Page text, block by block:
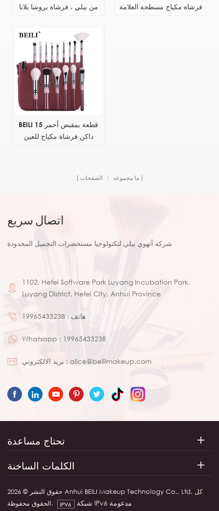
من بيلي ، فرشاة بروشا بلانا
أسود ، فرشاة مكياج واحدة
فرشاة مكياج مسطحة العلامة
BEILI 15 قطعة بمقبض أحمر
داكن فرشاة مكياج للعين
ما مجموعه 1 الصفحات
اتصال سريع
شركة آنهوي بيلي لتكنولوجيا مستحضرات التجميل المحدودة
1102, Hefei Software Park Luyang Incubation Park,
Luyang District, Hefei City, Anhui Province
هاتف : 19965433238
Whatsapp : 19965433238
بريد الالكتروني : alice@beilimakeup.com
تحتاج مساعدة
الكلمات الساخنة
حقوق النشر © 2026 Anhui BEILI Makeup Technology Co., Ltd. كل
الحقوق محفوظة.
شبكة IPv6 مدعومة